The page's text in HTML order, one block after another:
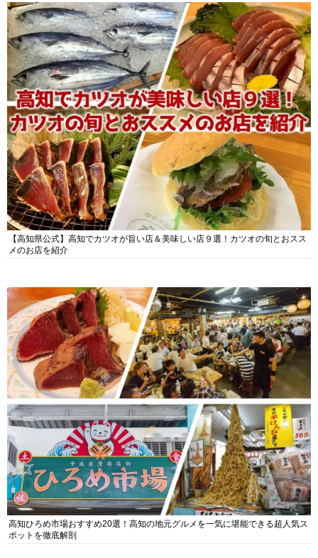
【高知県公式】高知でカツオが旨い店＆美味しい店９選！カツオの旬とおスス
メのお店を紹介
高知ひろめ市場おすすめ20選！高知の地元グルメを一気に堪能できる超人気ス
ポットを徹底解剖